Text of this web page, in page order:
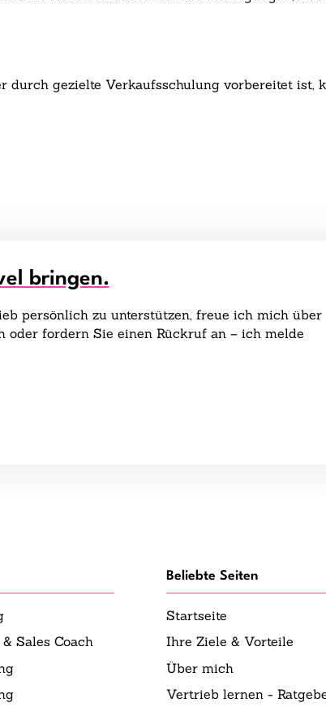
gezielte Verkaufsschulung vorbereitet ist,
bringen.
persönlich zu unterstützen, freue ich mich über
oder fordern Sie einen Rückruf an – ich melde
Sales Coach
Beliebte Seiten
Startseite
Ihre Ziele & Vorteile
Über mich
Vertrieb lernen -